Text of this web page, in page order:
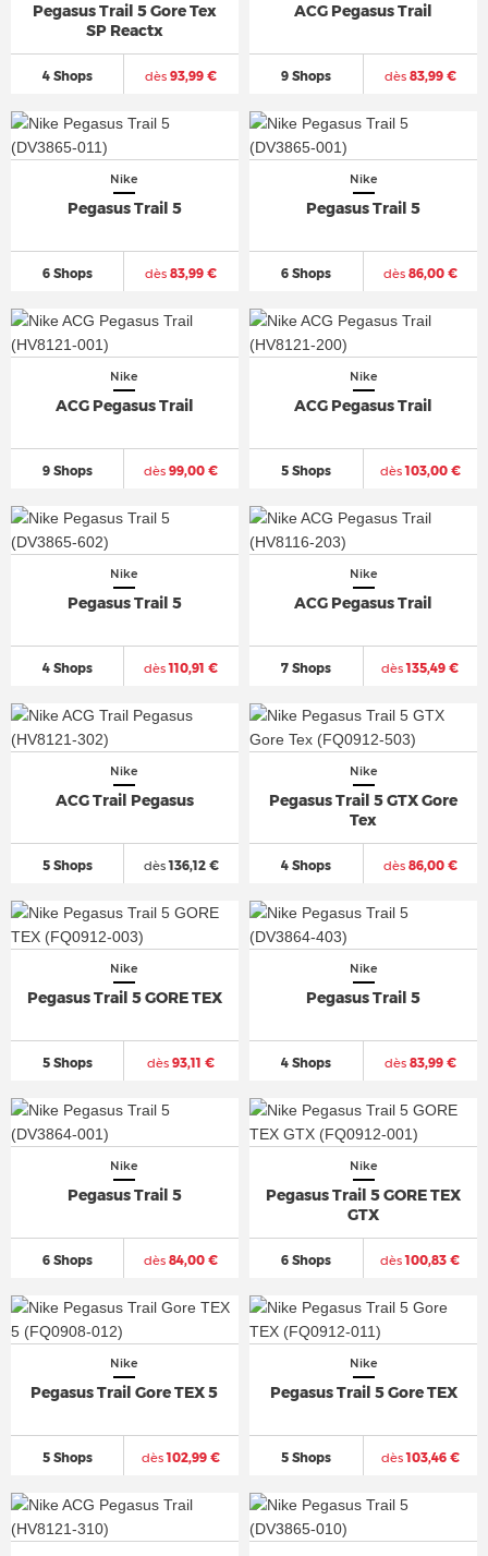
Pegasus Trail 5 Gore Tex
SP Reactx
4 Shops dès 93,99 €
ACG Pegasus Trail
9 Shops dès83,99 €
Nike
Pegasus Trail 5
6 Shops dès 83,99 €
Nike
Pegasus Trail 5
6 Shops dès86,00 €
Nike
ACG Pegasus Trail
9 Shops dès 99,00 €
Nike
ACG Pegasus Trail
5 Shops dès103,00 €
Nike
Pegasus Trail 5
4 Shops dès110,91 €
Nike
ACG Pegasus Trail
7 Shops dès135,49 €
Nike
ACG Trail Pegasus
5 Shops dès136,12 €
Nike
Pegasus Trail 5 GTX Gore
Tex
4 Shops dès86,00 €
Nike
Pegasus Trail 5 GORE TEX
5 Shops dès 93,11 €
Nike
Pegasus Trail 5
4 Shops dès83,99 €
Nike
Pegasus Trail 5
6 Shops dès 84,00 €
Nike
Pegasus Trail 5 GORE TEX
GTX
6 Shops dès100,83 €
Nike
Pegasus Trail Gore TEX 5
5 Shops dès102,99 €
Nike
Pegasus Trail 5 Gore TEX
5 Shops dès103,46 €